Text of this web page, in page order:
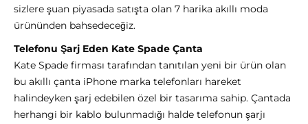
sizlere şuan piyasada satışta olan 7 harika akıllı moda
ürününden bahsedeceğiz.
Telefonu Şarj Eden Kate Spade Çanta
Kate Spade firması tarafından tanıtılan yeni bir ürün olan
bu akıllı çanta iPhone marka telefonları hareket
halindeyken şarj edebilen özel bir tasarıma sahip. Çantada
herhangi bir kablo bulunmadığı halde telefonun şarjı